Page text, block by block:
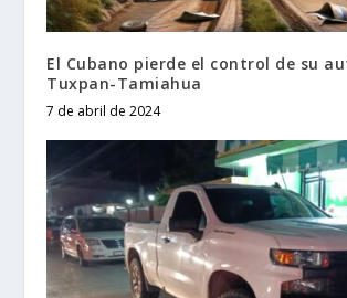
El Cubano pierde el control de su
Tuxpan-Tamiahua
7 de abril de 2024